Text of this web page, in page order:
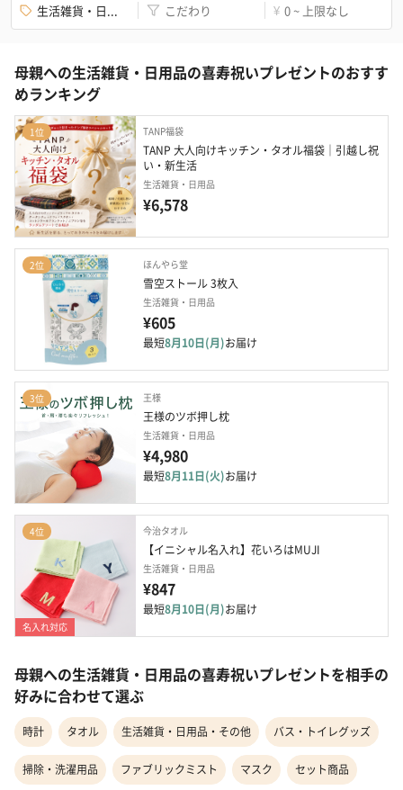
生活雑貨・日... こだわり ¥ 0 ~ 上限なし
母親への生活雑貨・日用品の喜寿祝いプレゼントのおすす
めランキング
1位 TANP福袋
TANP 大人向けキッチン・タオル福袋｜引越し祝
い・新生活
生活雑貨・日用品
¥6,578
2位 ほんやら堂
雪空ストール 3枚入
生活雑貨・日用品
¥605
最短8月10日(月)お届け
3位 王様
王様のツボ押し枕
生活雑貨・日用品
¥4,980
最短8月11日(火)お届け
4位
名入れ対応
今治タオル
【イニシャル名入れ】花いろはMUJI
生活雑貨・日用品
¥847
最短8月10日(月)お届け
母親への生活雑貨・日用品の喜寿祝いプレゼントを相手の
好みに合わせて選ぶ
時計 タオル 生活雑貨・日用品・その他 バス・トイレグッズ
掃除・洗濯用品 ファブリックミスト マスク セット商品